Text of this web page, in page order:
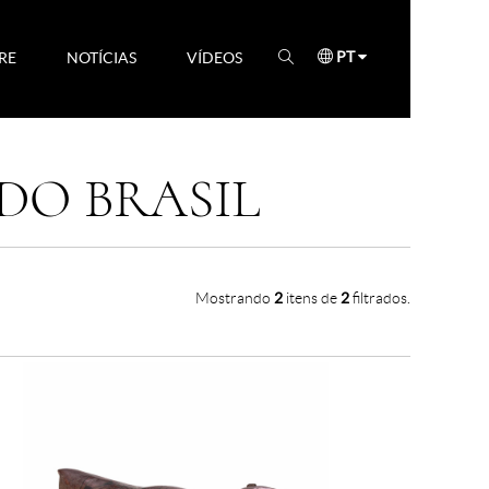
NOTÍCIAS VÍDEOS PT
BRASIL
Mostrando 2 itens de 2filtrados.